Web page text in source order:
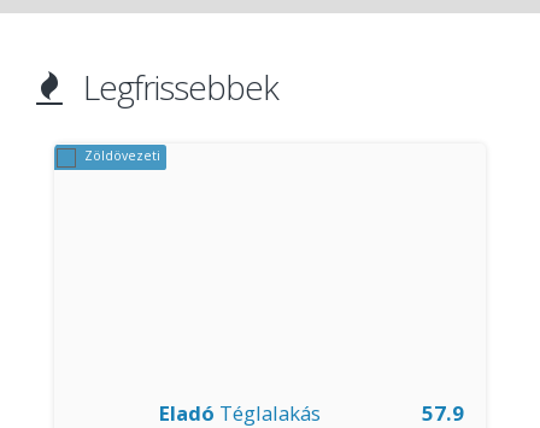
Legfrissebbek
Zöldövezeti
57.9
Eladó Téglalakás